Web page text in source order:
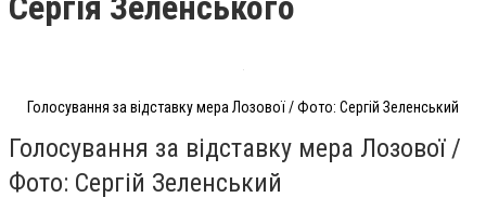
Голосування за відставку мера Лозової / Фото: Сергій Зеленський
Голосування за відставку мера Лозової /
Фото: Сергій Зеленський